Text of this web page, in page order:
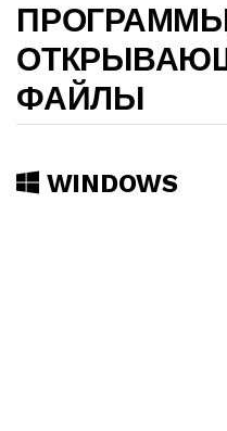
ФАЙЛЫ
WINDOWS